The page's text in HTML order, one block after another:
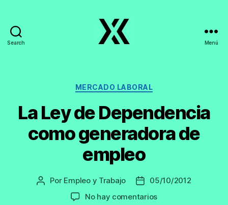
Search Menú
Categorías
MERCADO LABORAL
La Ley de Dependencia
como generadora de
empleo
Autor
Por Empleo y Trabajo
Fecha
de
05/10/2012
No hay comentariosen